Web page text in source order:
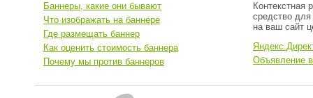
Баннеры, какие они бывают
Что изображать на баннере
Где размещать баннер
Как оценить стоимость баннера
Почему мы против баннеров
Контекстная
средство для
на ваш сайт
Объявление в